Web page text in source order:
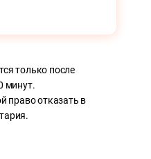
только после
минут.
право отказать в